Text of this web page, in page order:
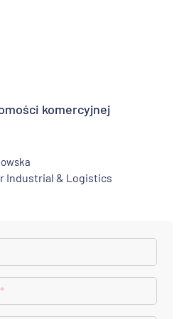
komercyjnej
Industrial & Logistics
*